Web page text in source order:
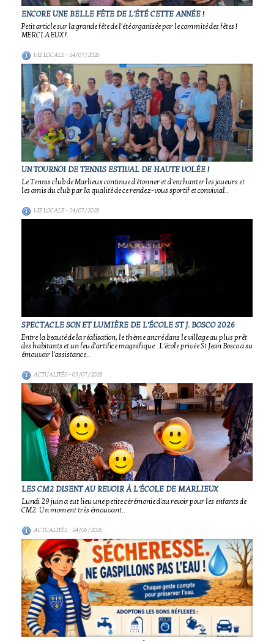
ENCORE UNE BELLE FÊTE DE L'ÉTÉ CETTE ANNÉE !
Petit article sur la grande fête de l'été organisée par le commité des fêtes !
MERCI A EUX !.
VIE LOCALE- 24/07/2026
UN TOURNOI DE TENNIS ESTIVAL DE HAUTE VOLÉE !
Le Tennis club de Marlieux continue d'étonner et d'enchanter les joueurs et
les amis du club par la qualité de ce rendez-vous sportif et convivial..
VIE LOCALE- 24/07/2026
SPECTACLE SON ET LUMIÈRE DE L'ÉCOLE ST J. BOSCO 2026
Entre la beauté de la réalisation, le thème ancré dans le village au plus prêt
des habitants et un feu d'artifice magnifique : L'école privée St Jean Bosco a su
émouvoir l'assistance..
ACTUALITÉS- 03/07/2026
LES CM2 DISENT AU REVOIR À L'ÉCOLE DE MARLIEUX
Lundi 29 juin a eut lieu une petite cérémonie d'au revoir pour les enfants de
CM2. Un moment très émouvant..
ACTUALITÉS- 24/06/2026